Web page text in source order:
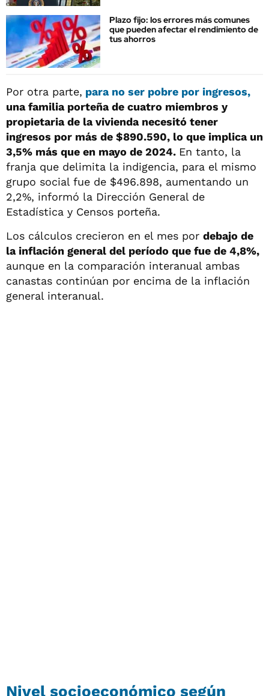
Plazo fijo: los errores más comunes
que pueden afectar el rendimiento de
tus ahorros
Por otra parte, para no ser pobre por ingresos,
una familia porteña de cuatro miembros y
propietaria de la vivienda necesitó tener
ingresos por más de $890.590, lo que implica un
3,5% más que en mayo de 2024. En tanto, la
franja que delimita la indigencia, para el mismo
grupo social fue de $496.898, aumentando un
2,2%, informó la Dirección General de
Estadística y Censos porteña.
Los cálculos crecieron en el mes por debajo de
la inflación general del período que fue de 4,8%,
aunque en la comparación interanual ambas
canastas continúan por encima de la inflación
general interanual.
Nivel socioeconómico según